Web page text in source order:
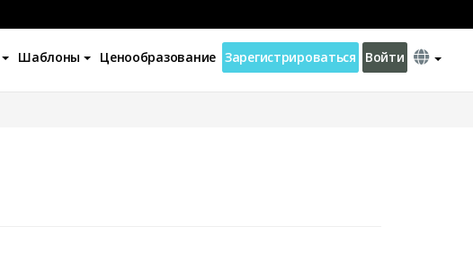
Шаблоны Ценообразование Зарегистрироваться Войти